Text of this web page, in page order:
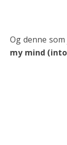
Og denne
my mind